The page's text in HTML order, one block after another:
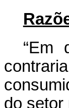
“Em
do setor